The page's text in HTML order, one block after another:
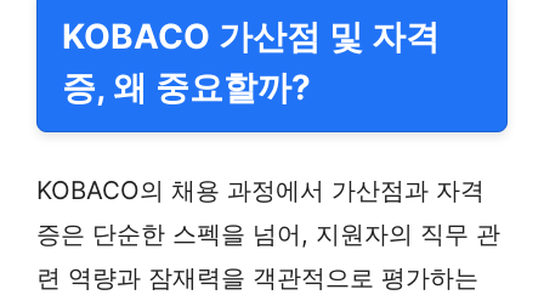
KOBACO 가산점 및 자격
증, 왜 중요할까?
KOBACO의 채용 과정에서 가산점과 자격
증은 단순한 스펙을 넘어, 지원자의 직무 관
련 역량과 잠재력을 객관적으로 평가하는